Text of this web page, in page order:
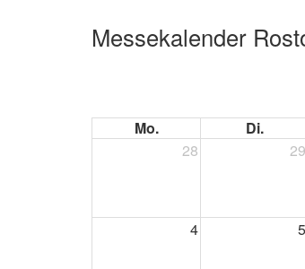
Messekalender
Mo. Di.
28
29
4 5